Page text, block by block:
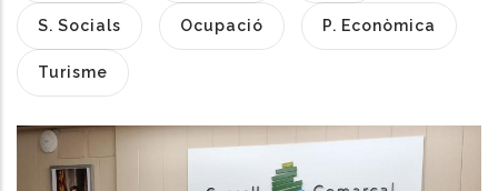
S. Socials Ocupació P. Econòmica
Turisme